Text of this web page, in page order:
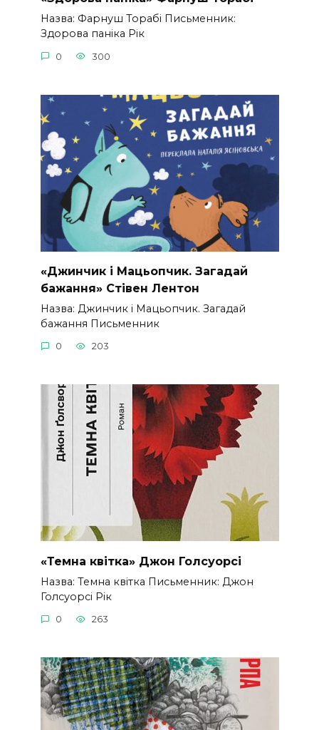
Назва: Фарнуш Торабі Письменник:
Здорова паніка Рік
0 300
«Джинчик і Мацьопчик. Загадай
бажання» Стівен Лентон
Назва: Джинчик і Мацьопчик. Загадай
бажання Письменник
0 203
«Темна квітка» Джон Голсуорсі
Назва: Темна квітка Письменник: Джон
Голсуорсі Рік
0 263